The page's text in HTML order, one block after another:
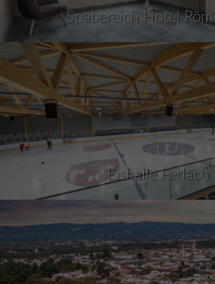
Spabereich Hotel
Eishalle Ferlach